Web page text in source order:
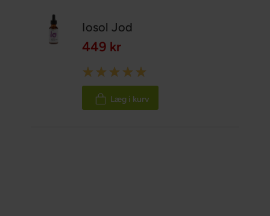
Iosol Jod
449 kr
Rating:
100%
Læg i kurv